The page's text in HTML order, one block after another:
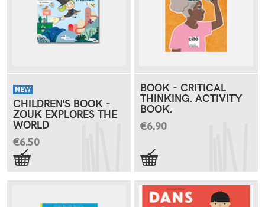
NEW
CHILDREN'S BOOK -
ZOUK EXPLORES THE
WORLD
€6.50
BOOK - CRITICAL
THINKING. ACTIVITY
BOOK.
€6.90